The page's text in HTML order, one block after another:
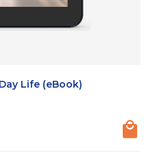
Life (eBook)